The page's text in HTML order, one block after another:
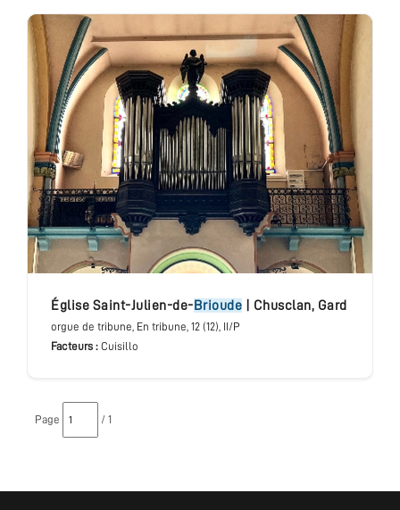
église Saint-Julien-de- Brioude Chusclan, Gard
orgue de tribune, En tribune, 12 (12), II/P
Facteurs : Cuisillo
Page / 1